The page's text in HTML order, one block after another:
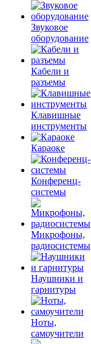
Звуковое
оборудование
Кабели и
разъемы
Клавишные
инструменты
Караоке
Конференц-
системы
Микрофоны,
радиосистемы
Наушники и
гарнитуры
Ноты,
самоучители